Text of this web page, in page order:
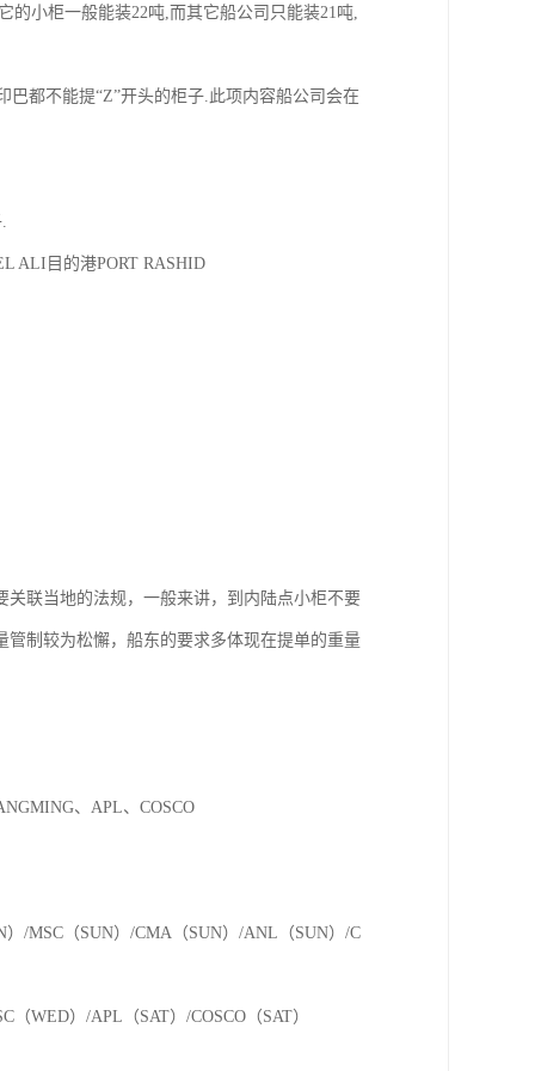
的小柜一般能装22吨,而其它船公司只能装21吨,
都不能提“Z”开头的柜子.此项内容船公司会在
ALI目的港PORT RASHID
联当地的法规，一般来讲，到内陆点小柜不要
制较为松懈，船东的要求多体现在提单的重量
、APL、COSCO
/MSC（SUN）/CMA（SUN）/ANL（SUN）/C
WED）/APL（SAT）/COSCO（SAT）